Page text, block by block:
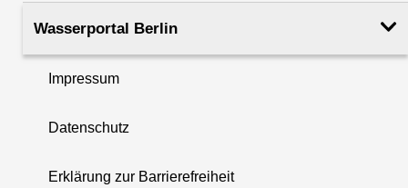
Wasserportal Berlin
Impressum
Datenschutz
Erklärung zur Barrierefreiheit